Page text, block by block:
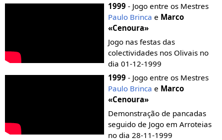
1999- Jogo entre os Mestres
Paulo Brinca e Marco
«Cenoura»
Jogo nas festas das
colectividades nos Olivais no
dia 01-12-1999
1999- Jogo entre os Mestres
Paulo Brinca e Marco
«Cenoura»
Demonstração de pancadas
seguido de Jogo em Arroteias
no dia 28-11-1999